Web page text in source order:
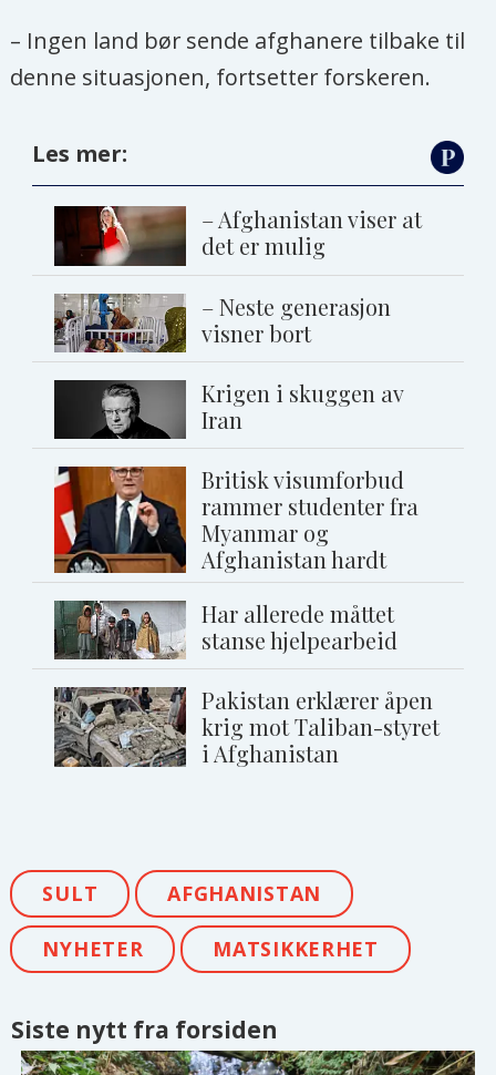
– Ingen land bør sende afghanere tilbake til
denne situasjonen, fortsetter forskeren.
Les mer:
– Afghanistan viser at
det er mulig
– Neste generasjon
visner bort
Krigen i skuggen av
Iran
Britisk visumforbud
rammer studenter fra
Myanmar og
Afghanistan hardt
Har allerede måttet
stanse hjelpearbeid
Pakistan erklærer åpen
krig mot Taliban-styret
i Afghanistan
SULT AFGHANISTAN
NYHETER MATSIKKERHET
Siste nytt fra forsiden